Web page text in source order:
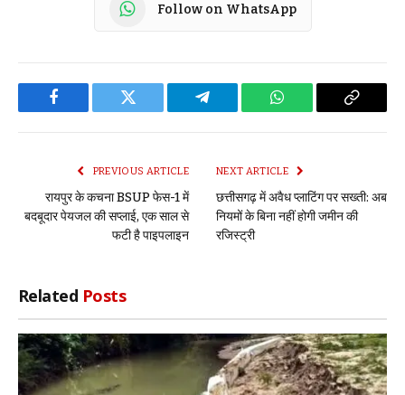
Follow on WhatsApp
Facebook Twitter Telegram WhatsApp Copy
PREVIOUS ARTICLE
रायपुर के कचना BSUP फेस-1 में
बदबूदार पेयजल की सप्लाई, एक साल से
फटी है पाइपलाइन
NEXT ARTICLE
छत्तीसगढ़ में अवैध प्लाटिंग पर सख्ती: अब
नियमों के बिना नहीं होगी जमीन की
रजिस्ट्री
Related Posts